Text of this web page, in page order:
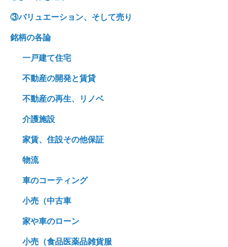
③バリュエーション、そして売り
銘柄の各論
一戸建て住宅
不動産の開発と賃貸
不動産の再生、リノベ
介護施設
家賃、住設その他保証
物流
車のコーティング
小売（中古車
家や車のローン
小売（食品医薬品雑貨服